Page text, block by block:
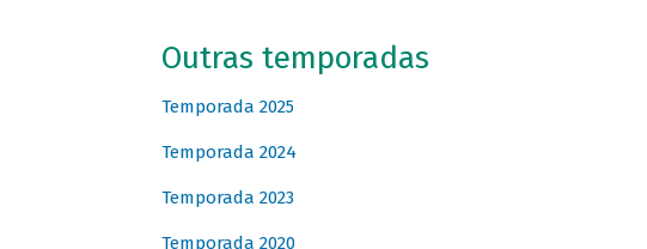
Outras temporadas
Temporada 2025
Temporada 2024
Temporada 2023
Temporada 2020